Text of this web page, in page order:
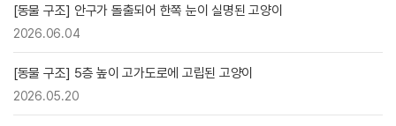
[동물 구조] 안구가 돌출되어 한쪽 눈이 실명된 고양이
2026.06.04
[동물 구조] 5층 높이 고가도로에 고립된 고양이
2026.05.20